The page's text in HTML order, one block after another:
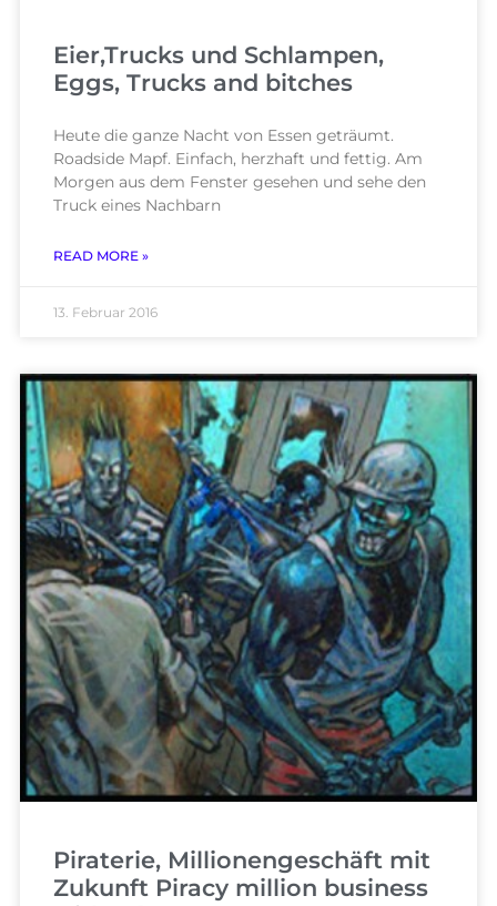
Eier,Trucks und Schlampen,
Eggs, Trucks and bitches
Heute die ganze Nacht von Essen geträumt.
Roadside Mapf. Einfach, herzhaft und fettig. Am
Morgen aus dem Fenster gesehen und sehe den
Truck eines Nachbarn
READ MORE »
13. Februar 2016
Piraterie, Millionengeschäft mit
Zukunft Piracy million business